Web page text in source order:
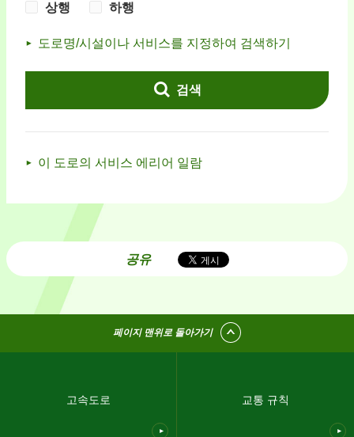
상행
하행
도로명/시설이나 서비스를 지정하여 검색하기
검색
이 도로의 서비스 에리어 일람
공유
페이지 맨위로 돌아가기
고속도로 교통 규칙